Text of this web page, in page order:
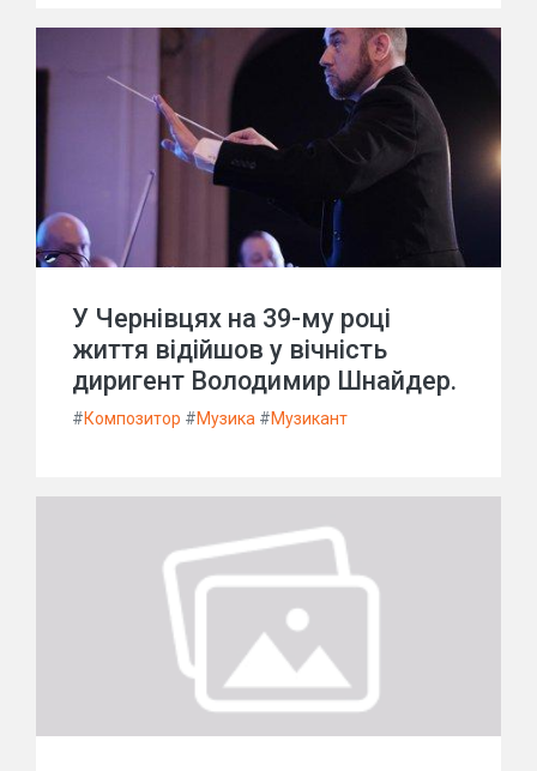
У Чернівцях на 39-му році
життя відійшов у вічність
диригент Володимир Шнайдер.
#Композитор #Музика #Музикант